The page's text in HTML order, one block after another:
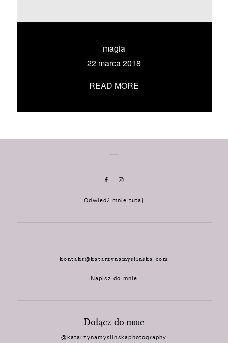
magia
22 marca 2018
READ MORE
UMÓW SIĘ ZE MNĄ →
Odwiedź mnie tutaj
kontakt@katarzynamyslinska.com
Napisz do mnie
Dołącz do mnie
@katarzynamyslinskaphotography